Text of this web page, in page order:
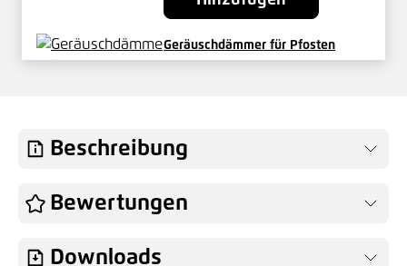
Geräuschdämmer für Pfosten
mm Wahlfarbe
Beschreibung
Bewertungen
Downloads